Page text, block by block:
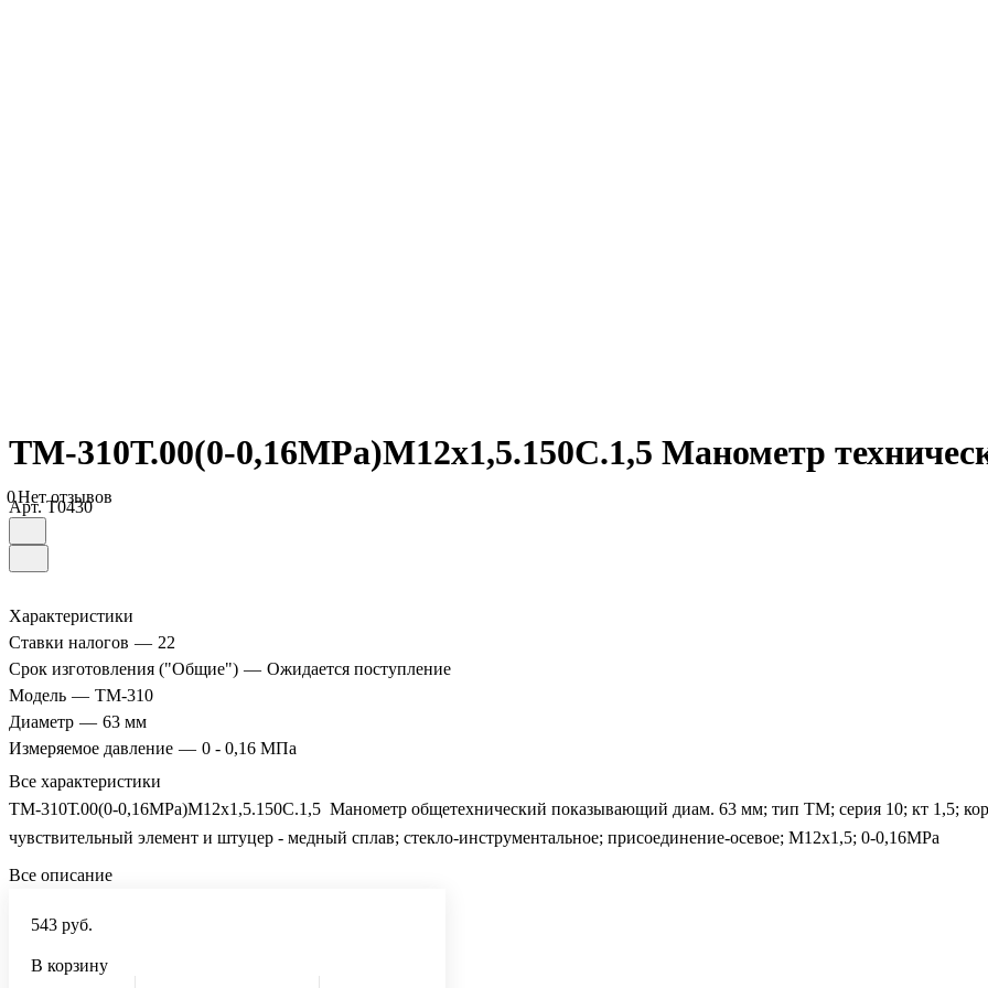
ТМ-310Т.00(0-0,16MPa)М12х1,5.150C.1,5 Манометр
0Нет отзывов
Арт.T0430
Характеристики
Ставки налогов — 22
Срок изготовления ("Общие") — Ожидается поступление
Модель — ТМ-310
Диаметр — 63 мм
Измеряемое давление — 0 - 0,16 МПа
Все характеристики
ТМ-310Т.00(0-0,16MPa)М12х1,5.150C.1,5 Манометр общетехнический показывающий диам. 63 мм; тип ТМ; серия 10; кт 1,5;
чувствительный элемент и штуцер - медный сплав; стекло-инструментальное; присоединение-осевое; М12х1,5; 0-0,16MPa
Все описание
543 руб.
В корзину